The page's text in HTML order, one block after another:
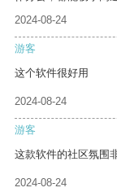
2024-08-24
游客
这个软件很好用
2024-08-24
游客
这款软件的社区氛围
2024-08-24